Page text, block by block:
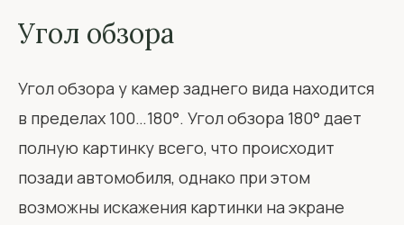
Угол обзора
Угол обзора у камер заднего вида находится
в пределах 100…180°. Угол обзора 180° дает
полную картинку всего, что происходит
позади автомобиля, однако при этом
возможны искажения картинки на экране